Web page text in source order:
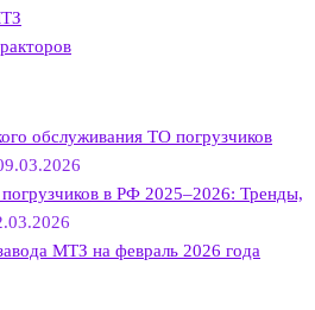
обслуживания ТО погрузчиков
в РФ 2025–2026: Тренды,
МТЗ на февраль 2026 года